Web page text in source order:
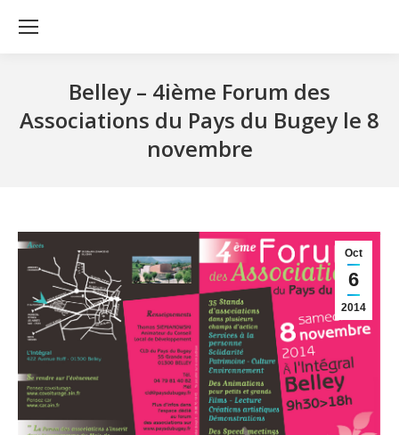
Belley – 4ième Forum des
Associations du Pays du Bugey le 8
novembre
Oct
6
2014